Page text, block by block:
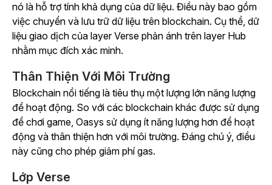
nó là hỗ trợ tính khả dụng của dữ liệu. Điều này bao gồm
việc chuyển và lưu trữ dữ liệu trên blockchain. Cụ thể, dữ
liệu giao dịch của layer Verse phản ánh trên layer Hub
nhằm mục đích xác minh.
Thân Thiện Với Môi Trường
Blockchain nổi tiếng là tiêu thụ một lượng lớn năng lượng
để hoạt động. So với các blockchain khác được sử dụng
để chơi game, Oasys sử dụng ít năng lượng hơn để hoạt
động và thân thiện hơn với môi trường. Đáng chú ý, điều
này cũng cho phép giảm phí gas.
Lớp Verse